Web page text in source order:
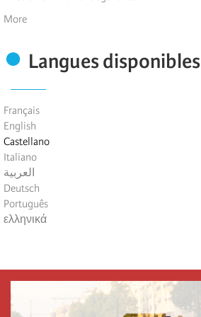
More
Langues disponibles
Français
English
Castellano
Italiano
العربية
Deutsch
Português
ελληνικά